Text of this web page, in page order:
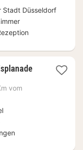
Stadt Düsseldorf
3
vom